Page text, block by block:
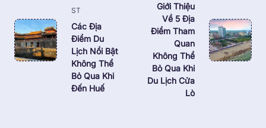
subtitle
screen-
reader-
text">Page</span>
ST
Các Địa
Điểm Du
Lịch Nổi Bật
Không Thể
Bỏ Qua Khi
Đến Huế
Giới Thiệu
Về 5 Địa
Điểm Tham
Quan
Không Thể
Bỏ Qua Khi
Du Lịch Cửa
Lò